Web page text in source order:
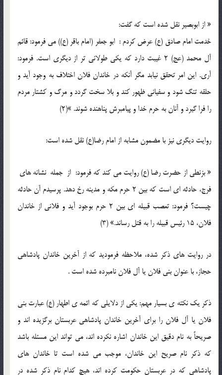
« از ابوبصیر نقل شده است که گفت:
خدمت امام صادق (ع) عرض کردم : ابو جعفر (امام باقر (ع)) می فرمود: قائم
آل محمد (عج) 2 غیبت دارد که یکی طولانی تر از دیگری است. فرمود:
آری. این امر تحقق نیابد مگر آنکه در خاندان فلان اختلاف به وجود آید و
حلقه تنگ شود و سفیانی ظهور کند و بلا سخت گردد و مرگ و کشتار مردم
را فرا گیرد و آنان به حرم خدا و پیامبرش پناهنده شوند. »(2)
روایت دیگری نیز با مضمون مشابه از امام رضا(ع) نقل شده است:
« بزنطی از حضرت رضا (ع) روایت می کند که فرمود: از جمله نشانه های
فرج، حادثه ای است که بین 2 حرم مکه و مدینه رخ دهد. پرسیدم آن حادثه
چیست؟ فرمود: تعصب قبیله ای بین 2 حرم بوجود آید و فلانی از خاندان
فلان، 15 رئیس قبیله را به قتل رساند.» (3)
در روایت های ذکر شده، ملاحظه فرمودید که از آخرین خاندان پادشاهی
حجاز، با عنوان بنی فلان یا آل فلان نامبرده شده است .
ذکر یک نکته ي بسیار مهم: یکی از دلايلی که ائمه ي اطهار (ع) عبارت بنی
فلان یا آل فلان را برای آخرین خاندان پادشاهی عربستان برگزیده اند و
صریحاً به نام دقیق این خاندان اشاره نکرده اند، می تواند این مسئله باشد
که ذکر نام صریح این خاندان، موجب می شده است تا خاندان های
پادشاهی که در عربستان حکومت کرده اند، هیچ کدام نام ذکر شده در